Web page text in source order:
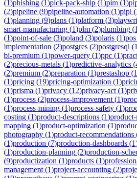
(1)phishing (1)pick-pack-ship (1)pim (1)
(2)pipeline (9)pipeline-automation (1)pipl (
(1)planning (9)plans (1)platform (3)
smart-manufacturing (1)plm (2)plumbing (1
(1)point-of-sale (3)poland (3)polaris (1)pos
implementation (2)postgres (2)postgresql (
bi-premium (1)power-query (1)ppc (1)
(2)precious-metals (1)predictive-analytics (
(2)premium (2)preparation (1)prestashop (1
(1)pricing (19)pricing-optimization (1)
(1)prisma (1)privacy (12)privacy-act (1)
(1)process (2)process-improvement (1)
(1)process-mining (1)process-safety (1)
costing (1)product-descriptions (1)
mapping (1)product-optimization (1)
photography (1)product-recommendations
(1)production (7)production-dashboards (1
(1)production-planning (2)production-
(9)productization (1)products (1)
management (1)project-accounting (2)